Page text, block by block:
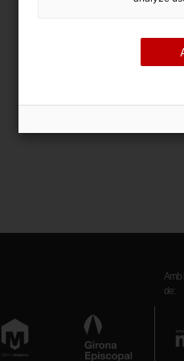
Font d'ingrés
Amb
de: